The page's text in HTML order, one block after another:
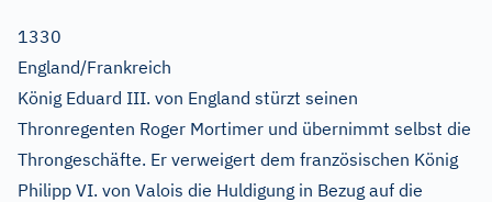
1330
England/Frankreich
König Eduard III. von England stürzt seinen
Thronregenten Roger Mortimer und übernimmt selbst die
Throngeschäfte. Er verweigert dem französischen König
Philipp VI. von Valois die Huldigung in Bezug auf die